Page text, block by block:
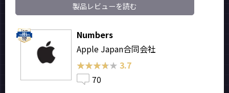
製品レビューを読む
Numbers
Apple Japan合同会社
★★★★★
★★★★★ 3.7
70